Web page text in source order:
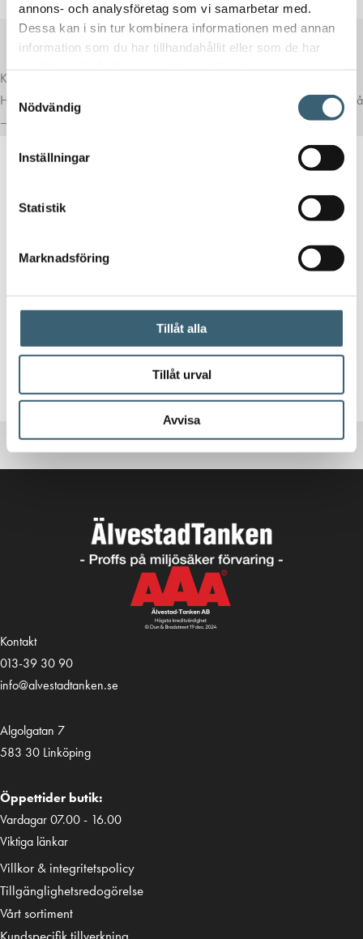
annons- och analysföretag som vi samarbetar med.
Dessa kan i sin tur kombinera informationen med annan
information som du har tillhandahållit eller som de har
Nödvändig
Inställningar
Statistik
Marknadsföring
Tillåt alla
Tillåt urval
Avvisa
Komplettera med rätt tillval
Här har vi samlat produkter som ofta passar bra ihop med det du tittar på
– för en mer komplett lösning.
ADBLUEPUMPAR & TILLBEHÖR
6 312kr5 850kr
Läs mer
Kontakt
013-39 30 90
info@alvestadtanken.se
Algolgatan 7
583 30 Linköping
Öppettider butik:
Vardagar 07.00 - 16.00
Viktiga länkar
Villkor & integritetspolicy
Tillgänglighetsredogörelse
Vårt sortiment